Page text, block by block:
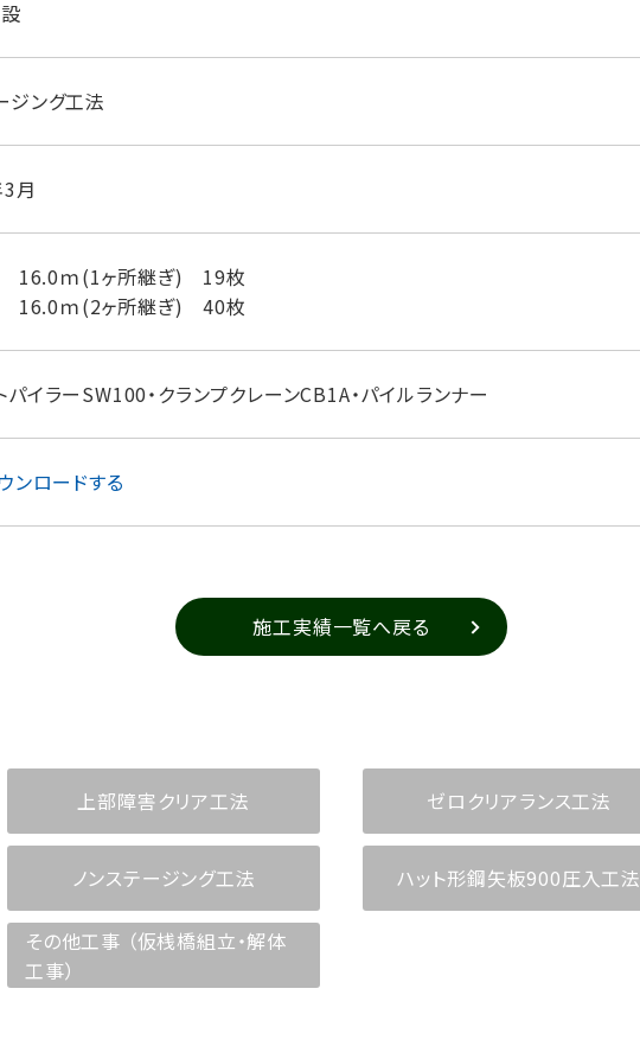
ジング工法
月
16.0ｍ(1ヶ所継ぎ) 19枚
16.0ｍ(2ヶ所継ぎ) 40枚
パイラーSW100・クランプクレーンCB1A・パイルランナー
ンロードする
施工実績一覧へ戻る
上部障害クリア工法 ゼロクリアランス工法
ノンステージング工法 ハット形鋼矢板900圧入工法
その他工事 （仮桟橋組立・解体
工事）